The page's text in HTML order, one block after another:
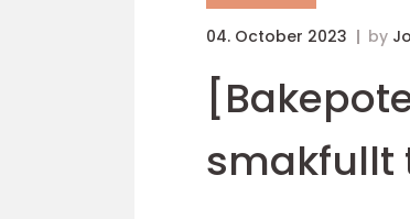
04. October 2023 by
smakfullt